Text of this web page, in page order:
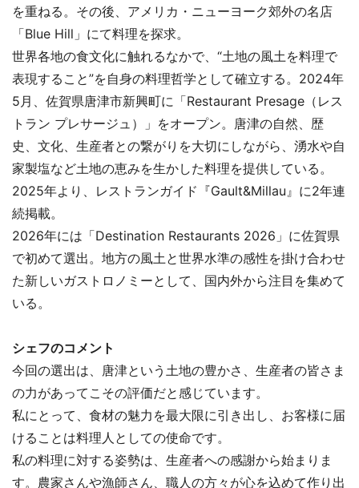
を重ねる。その後、アメリカ・ニューヨーク郊外の名店
「Blue Hill」にて料理を探求。
世界各地の食文化に触れるなかで、“土地の風土を料理で
表現すること”を自身の料理哲学として確立する。2024年
5月、佐賀県唐津市新興町に「Restaurant Presage（レス
トラン プレサージュ）」をオープン。唐津の自然、歴
史、文化、生産者との繋がりを大切にしながら、湧水や自
家製塩など土地の恵みを生かした料理を提供している。
2025年より、レストランガイド『Gault&Millau』に2年連
続掲載。
2026年には「Destination Restaurants 2026」に佐賀県
で初めて選出。地方の風土と世界水準の感性を掛け合わせ
た新しいガストロノミーとして、国内外から注目を集めて
いる。
シェフのコメント
今回の選出は、唐津という土地の豊かさ、生産者の皆さま
の力があってこその評価だと感じています。
私にとって、食材の魅力を最大限に引き出し、お客様に届
けることは料理人としての使命です。
私の料理に対する姿勢は、生産者への感謝から始まりま
す。農家さんや漁師さん、職人の方々が心を込めて作り出